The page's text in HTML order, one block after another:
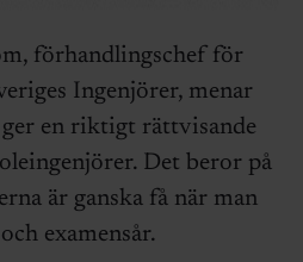
förhandlingschef för
Ingenjörer, menar
en riktigt rättvisande
Det beror på
är ganska få när man
examensår.